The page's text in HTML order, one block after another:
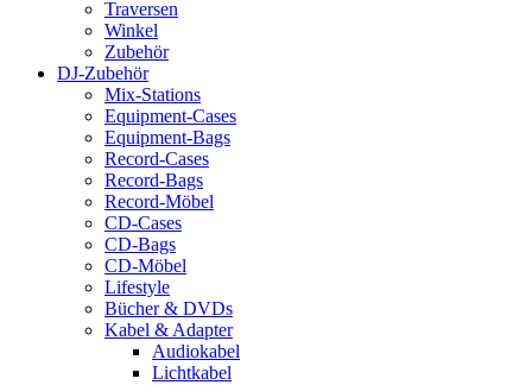
Traversen
Winkel
Zubehör
DJ-Zubehör
Mix-Stations
Equipment-Cases
Equipment-Bags
Record-Cases
Record-Bags
Record-Möbel
CD-Cases
CD-Bags
CD-Möbel
Lifestyle
Bücher & DVDs
Kabel & Adapter
Audiokabel
Lichtkabel